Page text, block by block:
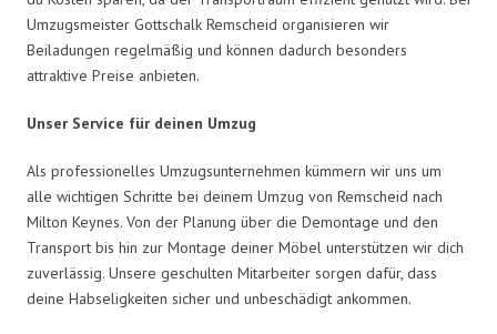
Umzugsmeister Gottschalk Remscheid organisieren wir
Beiladungen regelmäßig und können dadurch besonders
attraktive Preise anbieten.
Unser Service für deinen Umzug
Als professionelles Umzugsunternehmen kümmern wir uns um
alle wichtigen Schritte bei deinem Umzug von Remscheid nach
Milton Keynes. Von der Planung über die Demontage und den
Transport bis hin zur Montage deiner Möbel unterstützen wir dich
zuverlässig. Unsere geschulten Mitarbeiter sorgen dafür, dass
deine Habseligkeiten sicher und unbeschädigt ankommen.